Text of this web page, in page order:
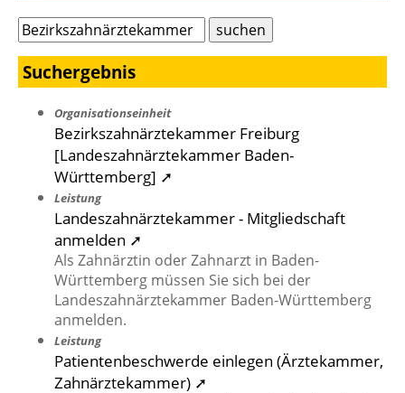
Suchergebnis
Organisationseinheit
Bezirkszahnärztekammer Freiburg
[Landeszahnärztekammer Baden-
Württemberg] ➚
Leistung
Landeszahnärztekammer - Mitgliedschaft
anmelden ➚
Als Zahnärztin oder Zahnarzt in Baden-
Württemberg müssen Sie sich bei der
Landeszahnärztekammer Baden-Württemberg
anmelden.
Leistung
Patientenbeschwerde einlegen (Ärztekammer,
Zahnärztekammer) ➚